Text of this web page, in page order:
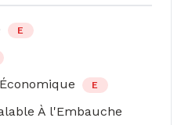
E
E
À l'Embauche